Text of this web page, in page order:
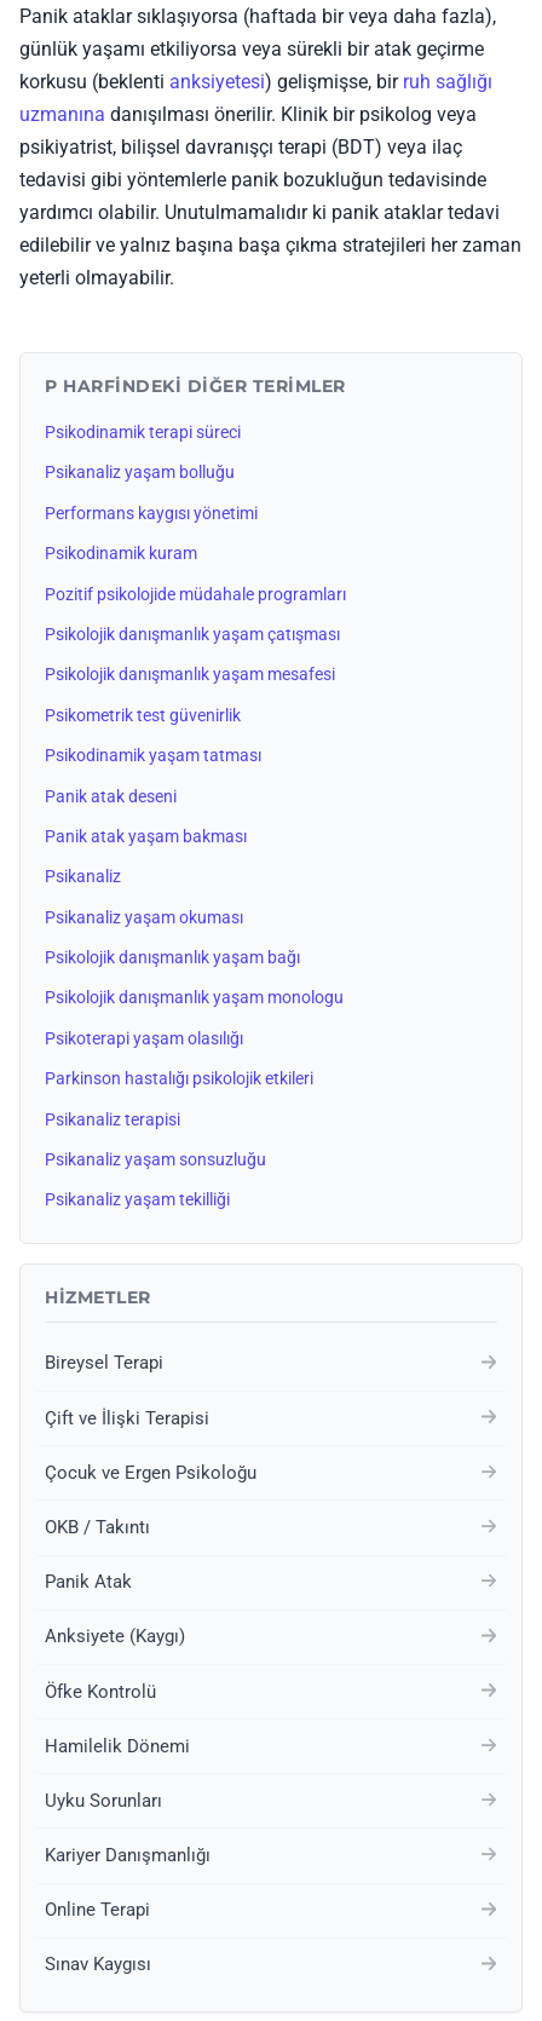
Panik ataklar sıklaşıyorsa (haftada bir veya daha fazla),
günlük yaşamı etkiliyorsa veya sürekli bir atak geçirme
korkusu (beklenti anksiyetesi) gelişmişse, bir ruh sağlığı
uzmanına danışılması önerilir. Klinik bir psikolog veya
psikiyatrist, bilişsel davranışçı terapi (BDT) veya ilaç
tedavisi gibi yöntemlerle panik bozukluğun tedavisinde
yardımcı olabilir. Unutulmamalıdır ki panik ataklar tedavi
edilebilir ve yalnız başına başa çıkma stratejileri her zaman
yeterli olmayabilir.
P HARFINDEKI DIĞER TERIMLER
Psikodinamik terapi süreci
Psikanaliz yaşam bolluğu
Performans kaygısı yönetimi
Psikodinamik kuram
Pozitif psikolojide müdahale programları
Psikolojik danışmanlık yaşam çatışması
Psikolojik danışmanlık yaşam mesafesi
Psikometrik test güvenirlik
Psikodinamik yaşam tatması
Panik atak deseni
Panik atak yaşam bakması
Psikanaliz
Psikanaliz yaşam okuması
Psikolojik danışmanlık yaşam bağı
Psikolojik danışmanlık yaşam monologu
Psikoterapi yaşam olasılığı
Parkinson hastalığı psikolojik etkileri
Psikanaliz terapisi
Psikanaliz yaşam sonsuzluğu
Psikanaliz yaşam tekilliği
HIZMETLER
Bireysel Terapi
Çift ve İlişki Terapisi
Çocuk ve Ergen Psikoloğu
OKB / Takıntı
Panik Atak
Anksiyete (Kaygı)
Öfke Kontrolü
Hamilelik Dönemi
Uyku Sorunları
Kariyer Danışmanlığı
Online Terapi
Sınav Kaygısı